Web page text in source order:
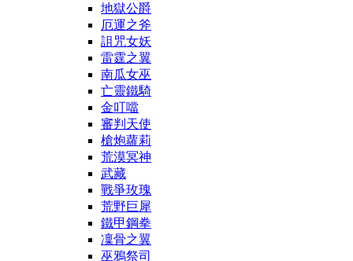
地獄公爵
厄運之斧
詛咒女妖
雷霆之翼
南瓜女巫
亡靈鐵騎
金叮噹
審判天使
槍炮蘿莉
荒漠冥神
武藏
戰爭玫瑰
荒野巨犀
鐵甲鋼拳
凜骨之翼
巫鴉祭司